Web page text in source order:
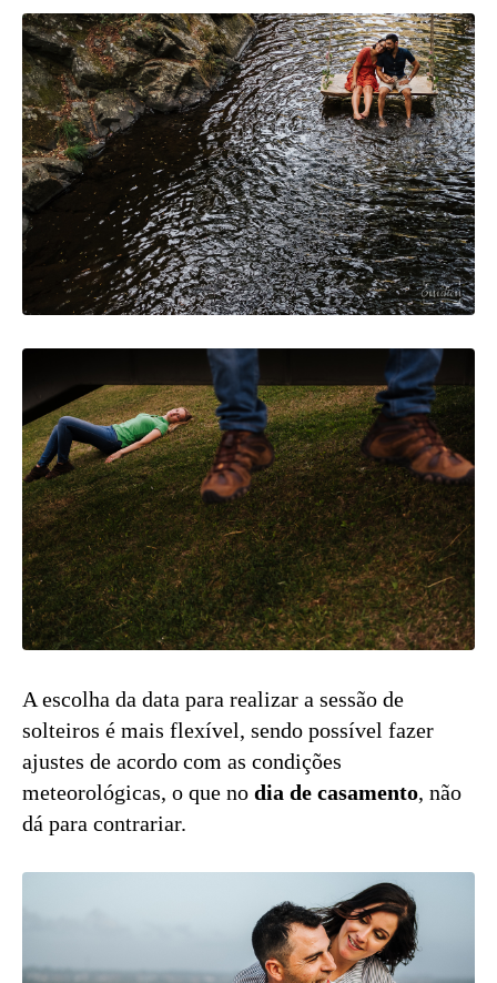
A escolha da data para realizar a sessão de
solteiros é mais flexível, sendo possível fazer
ajustes de acordo com as condições
meteorológicas, o que no dia de casamento, não
dá para contrariar.